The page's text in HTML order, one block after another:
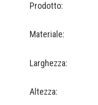
Prodotto:
Materiale:
Larghezza:
Altezza: